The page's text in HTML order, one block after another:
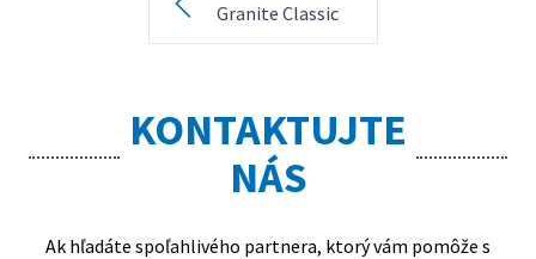
Granite Classic
KONTAKTUJTE
NÁS
Ak hľadáte spoľahlivého partnera, ktorý vám pomôže s